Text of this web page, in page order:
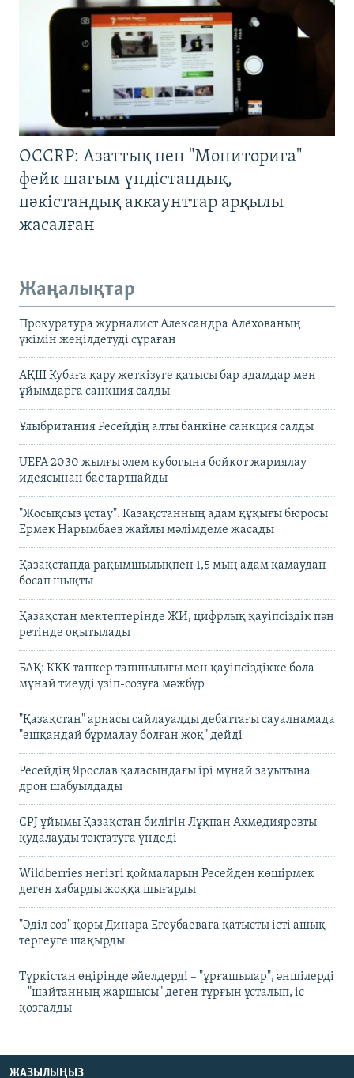
OCCRP: Азаттық пен "Мониториға"
фейк шағым үндістандық,
пәкістандық аккаунттар арқылы
жасалған
Жаңалықтар
Прокуратура журналист Александра Алёхованың
үкімін жеңілдетуді сұраған
АҚШ Кубаға қару жеткізуге қатысы бар адамдар мен
ұйымдарға санкция салды
Ұлыбритания Ресейдің алты банкіне санкция салды
UEFA 2030 жылғы әлем кубогына бойкот жариялау
идеясынан бас тартпайды
"Жосықсыз ұстау". Қазақстанның адам құқығы бюросы
Ермек Нарымбаев жайлы мәлімдеме жасады
Қазақстанда рақымшылықпен 1,5 мың адам қамаудан
босап шықты
Қазақстан мектептерінде ЖИ, цифрлық қауіпсіздік пән
ретінде оқытылады
БАҚ: КҚК танкер тапшылығы мен қауіпсіздікке бола
мұнай тиеуді үзіп-созуға мәжбүр
"Қазақстан" арнасы сайлауалды дебаттағы сауалнамада
"ешқандай бұрмалау болған жоқ" дейді
Ресейдің Ярослав қаласындағы ірі мұнай зауытына
дрон шабуылдады
CPJ ұйымы Қазақстан билігін Лұқпан Ахмедияровты
қудалауды тоқтатуға үндеді
Wildberries негізгі қоймаларын Ресейден көшірмек
деген хабарды жоққа шығарды
"Әділ сөз" қоры Динара Егеубаеваға қатысты істі ашық
тергеуге шақырды
Түркістан өңірінде әйелдерді – "ұрғашылар", әншілерді
– "шайтанның жаршысы" деген тұрғын ұсталып, іс
қозғалды
ЖАЗЫЛЫҢЫЗ